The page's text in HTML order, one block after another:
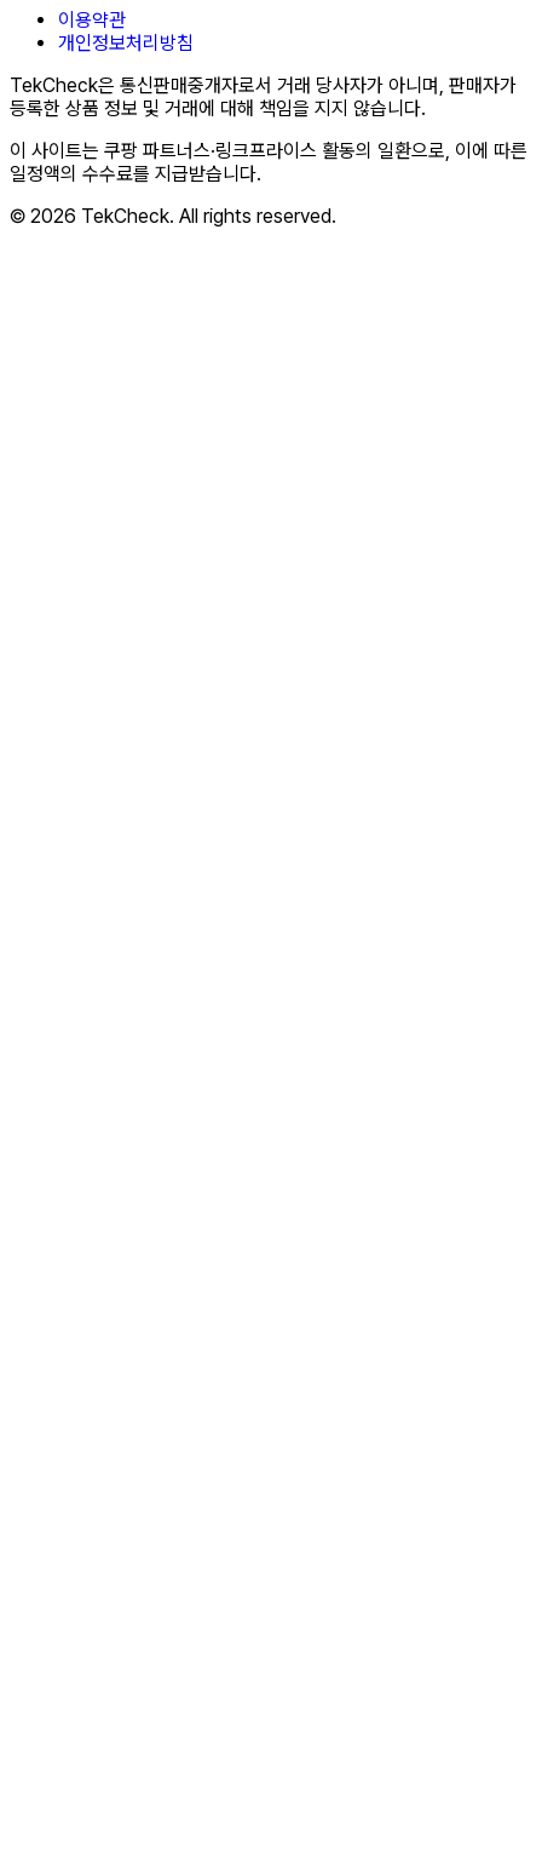
이용약관
개인정보처리방침
TekCheck은 통신판매중개자로서 거래 당사자가 아니며, 판매자가
등록한 상품 정보 및 거래에 대해 책임을 지지 않습니다.
이 사이트는 쿠팡 파트너스·링크프라이스 활동의 일환으로, 이에 따른
일정액의 수수료를 지급받습니다.
© 2026 TekCheck. All rights reserved.